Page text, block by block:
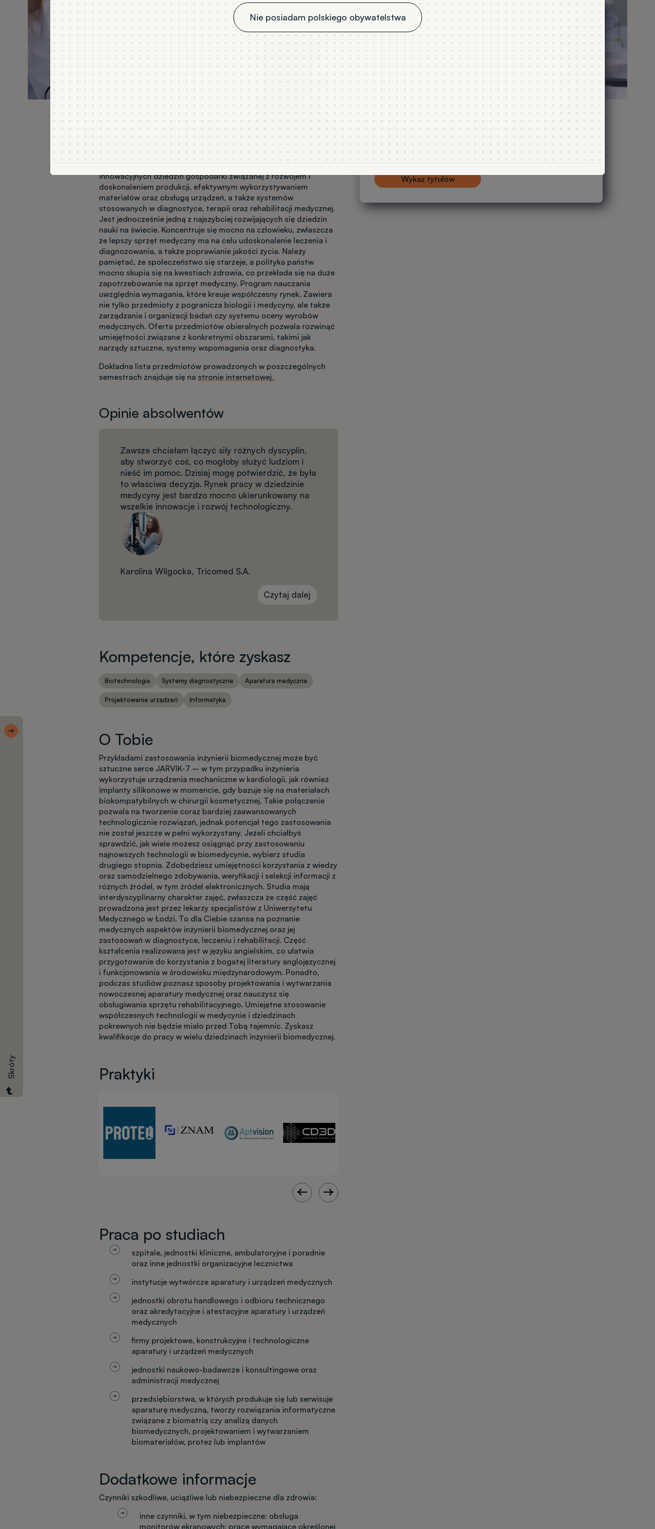
Nie posiadam polskiego obywatelstwaInżynieria biomedyczna
TYTUŁ ZAWODOWY
magister inżynier
STOPIEŃ STUDIÓW
II
stacjonarne 3
polski Program studiów
NABÓR
Rekrutacja na semestr letni
Wykaz tytułów
O kierunku
Inżynieria biomedyczna należy do jednej z najbardziej
innowacyjnych dziedzin gospodarki związanej z rozwojem i
doskonaleniem produkcji, efektywnym wykorzystywaniem
materiałów oraz obsługą urządzeń, a także systemów
stosowanych w diagnostyce, terapii oraz rehabilitacji medycznej.
Jest jednocześnie jedną z najszybciej rozwijających się dziedzin
nauki na świecie. Koncentruje się mocno na człowieku, zwłaszcza
że lepszy sprzęt medyczny ma na celu udoskonalenie leczenia i
diagnozowania, a także poprawianie jakości życia. Należy
pamiętać, że społeczeństwo się starzeje, a polityka państw
mocno skupia się na kwestiach zdrowia, co przekłada się na duże
zapotrzebowanie na sprzęt medyczny. Program nauczania
uwzględnia wymagania, które kreuje współczesny rynek. Zawiera
nie tylko przedmioty z pogranicza biologii i medycyny, ale także
zarządzania i organizacji badań czy systemu oceny wyrobów
medycznych. Oferta przedmiotów obieralnych pozwala rozwinąć
umiejętności związane z konkretnymi obszarami, takimi jak
narządy sztuczne, systemy wspomagania oraz diagnostyka.
Dokładna lista przedmiotów prowadzonych w poszczególnych
semestrach znajduje się na stronie internetowej.
Opinie absolwentów
Zawsze chciałam łączyć siły różnych dyscyplin,
aby stworzyć coś, co mogłoby służyć ludziom i
nieść im pomoc. Dzisiaj mogę potwierdzić, że była
to właściwa decyzja. Rynek pracy w dziedzinie
medycyny jest bardzo mocno ukierunkowany na
wszelkie innowacje i rozwój technologiczny.
Karolina Wilgocka, Tricomed S.A.
Czytaj dalej
Kompetencje, które zyskasz
Biotechnologia Systemy diagnostyczne Aparatura medyczna
Projektowanie urządzeń Informatyka
O Tobie
Przykładami zastosowania inżynierii biomedycznej może być
sztuczne serce JARVIK-7 – w tym przypadku inżynieria
wykorzystuje urządzenia mechaniczne w kardiologii, jak również
implanty silikonowe w momencie, gdy bazuje się na materiałach
biokompatybilnych w chirurgii kosmetycznej. Takie połączenie
pozwala na tworzenie coraz bardziej zaawansowanych
technologicznie rozwiązań, jednak potencjał tego zastosowania
nie został jeszcze w pełni wykorzystany. Jeżeli chciałbyś
sprawdzić, jak wiele możesz osiągnąć przy zastosowaniu
najnowszych technologii w biomedycynie, wybierz studia
drugiego stopnia. Zdobędziesz umiejętności korzystania z wiedzy
oraz samodzielnego zdobywania, weryfikacji i selekcji informacji z
różnych źródeł, w tym źródeł elektronicznych. Studia mają
interdyscyplinarny charakter zajęć, zwłaszcza że część zajęć
prowadzona jest przez lekarzy specjalistów z Uniwersytetu
Medycznego w Łodzi. To dla Ciebie szansa na poznanie
medycznych aspektów inżynierii biomedycznej oraz jej
zastosowań w diagnostyce, leczeniu i rehabilitacji. Część
kształcenia realizowana jest w języku angielskim, co ułatwia
przygotowanie do korzystania z bogatej literatury anglojęzycznej
i funkcjonowania w środowisku międzynarodowym. Ponadto,
podczas studiów poznasz sposoby projektowania i wytwarzania
nowoczesnej aparatury medycznej oraz nauczysz się
obsługiwania sprzętu rehabilitacyjnego. Umiejętne stosowanie
współczesnych technologii w medycynie i dziedzinach
pokrewnych nie będzie miało przed Tobą tajemnic. Zyskasz
kwalifikacje do pracy w wielu dziedzinach inżynierii biomedycznej.
Praktyki
Praca po studiach
szpitale, jednostki kliniczne, ambulatoryjne i poradnie
oraz inne jednostki organizacyjne lecznictwa
instytucje wytwórcze aparatury i urządzeń medycznych
jednostki obrotu handlowego i odbioru technicznego
oraz akredytacyjne i atestacyjne aparatury i urządzeń
medycznych
firmy projektowe, konstrukcyjne i technologiczne
aparatury i urządzeń medycznych
jednostki naukowo-badawcze i konsultingowe oraz
administracji medycznej
przedsiębiorstwa, w których produkuje się lub serwisuje
aparaturę medyczną, tworzy rozwiązania informatyczne
związane z biometrią czy analizą danych
biomedycznych, projektowaniem i wytwarzaniem
biomateriałów, protez lub implantów
Dodatkowe informacje
Czynniki szkodliwe, uciążliwe lub niebezpieczne dla zdrowia:
inne czynniki, w tym niebezpieczne: obsługa
monitorów ekranowych; prace wymagające określonej
Skróty